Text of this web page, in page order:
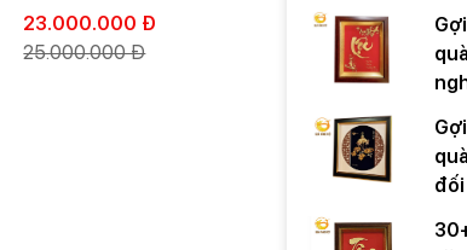
23.000.000 Đ
25.000.000 Đ